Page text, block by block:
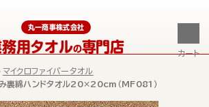
丸一商事株式会社
用タオルの専門店 カート
マイクロファイバータオル
み裏綿ハンドタオル20×20cm（MF081）